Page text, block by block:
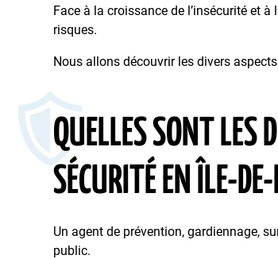
Face à la croissance de l’insécurité et
risques.
Nous allons découvrir les divers
QUELLES SONT LES
SÉCURITÉ EN ÎLE-
Un agent de prévention, gardiennage,
public.